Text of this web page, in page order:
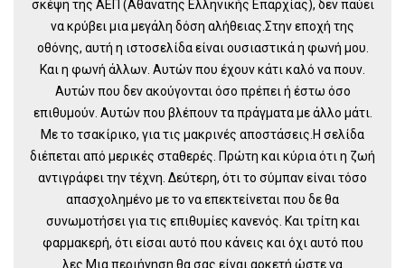
σκέψη της ΑΕΠ (Αθάνατης Ελληνικής Επαρχίας), δεν παύει
να κρύβει μια μεγάλη δόση αλήθειας.Στην εποχή της
οθόνης, αυτή η ιστοσελίδα είναι ουσιαστικά η φωνή μου.
Και η φωνή άλλων. Αυτών που έχουν κάτι καλό να πουν.
Αυτών που δεν ακούγονται όσο πρέπει ή έστω όσο
επιθυμούν. Αυτών που βλέπουν τα πράγματα με άλλο μάτι.
Με το τσακίρικο, για τις μακρινές αποστάσεις.Η σελίδα
διέπεται από μερικές σταθερές. Πρώτη και κύρια ότι η ζωή
αντιγράφει την τέχνη. Δεύτερη, ότι το σύμπαν είναι τόσο
απασχολημένο με το να επεκτείνεται που δε θα
συνωμοτήσει για τις επιθυμίες κανενός. Και τρίτη και
φαρμακερή, ότι είσαι αυτό που κάνεις και όχι αυτό που
λες.Μια περιήγηση θα σας είναι αρκετή ώστε να